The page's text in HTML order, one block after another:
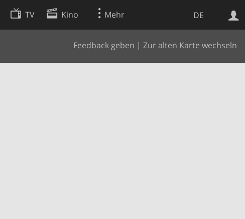
DE
TV Kino Mehr
Feedback geben | Zur alten Karte wechseln
Websuche